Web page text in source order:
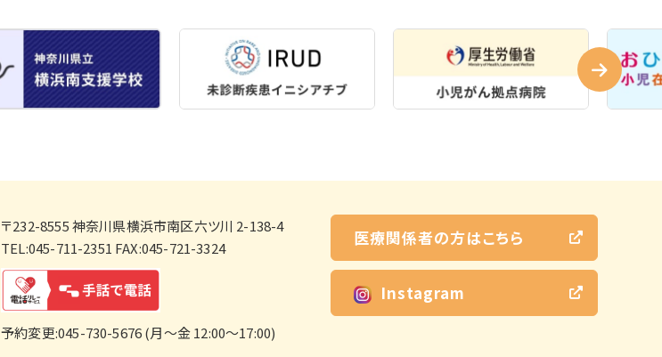
〒232-8555神奈川県横浜市南区六ツ川 2-138-4
TEL:045-711-2351 FAX:045-721-3324
予約変更:045-730-5676 (月～金 12:00～17:00)
医療関係者の方はこちら
Instagram